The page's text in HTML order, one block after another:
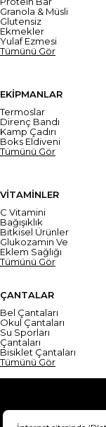
Granola & Müsli
Glutensiz
Ekmekler
Yulaf Ezmesi
Tümünü Gör
EKİPMANLAR
Termoslar
Direnç Bandı
Kamp Çadırı
Boks Eldiveni
Tümünü Gör
VİTAMİNLER
C Vitamini
Bağışıklık
Bitkisel Ürünler
Glukozamin Ve
Eklem Sağlığı
Tümünü Gör
ÇANTALAR
Bel Çantaları
Okul Çantaları
Su Sporları
Çantaları
Bisiklet Çantaları
Tümünü Gör